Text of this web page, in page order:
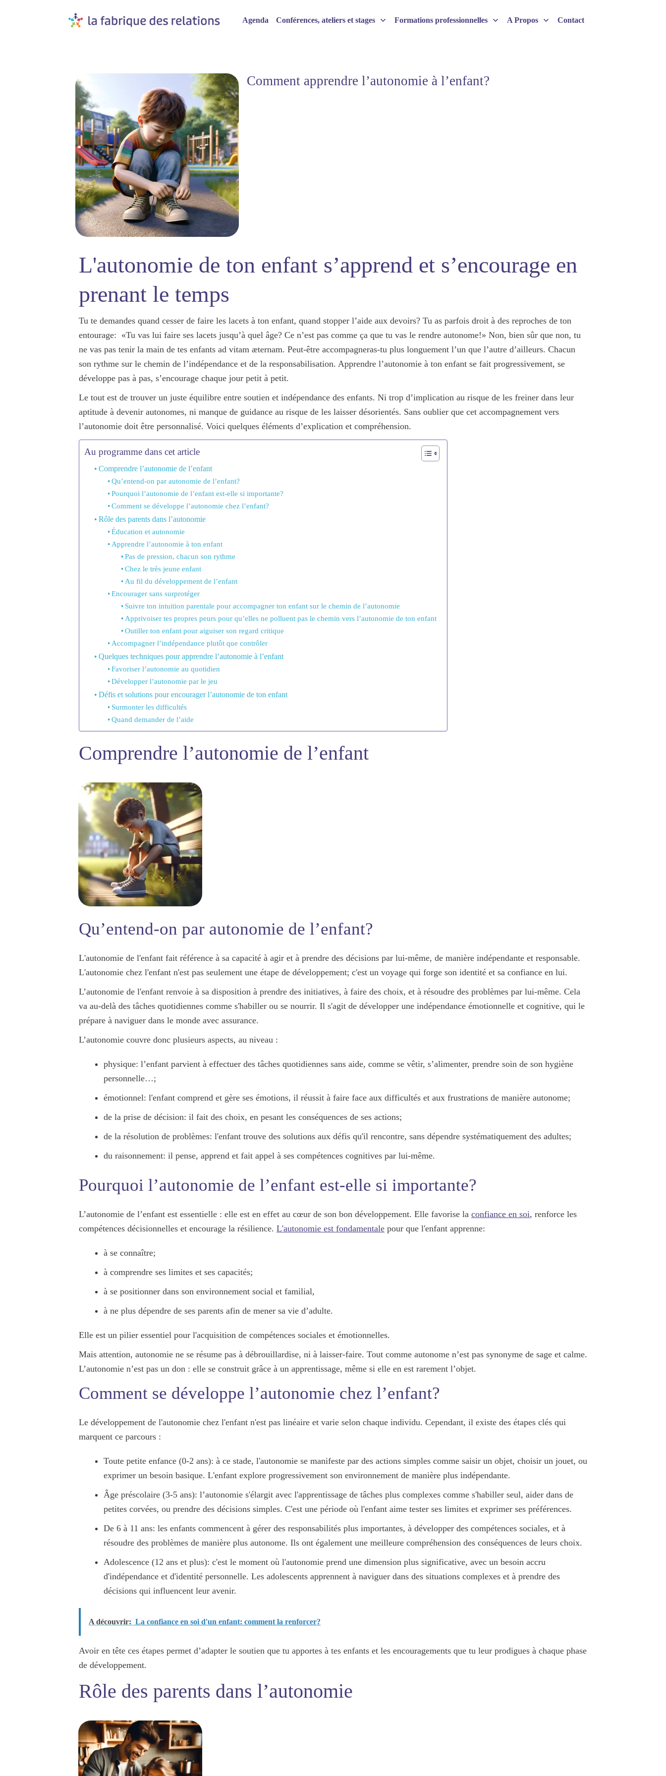
Agenda Conférences, ateliers et stages Formations professionnelles A Propos Contact
Comment apprendre l’autonomie à l’enfant?
L'autonomie de ton enfant s’apprend et s’encourage en
prenant le temps
Tu te demandes quand cesser de faire les lacets à ton enfant, quand stopper l’aide aux devoirs? Tu as parfois droit à des reproches de ton
entourage: «Tu vas lui faire ses lacets jusqu’à quel âge? Ce n’est pas comme ça que tu vas le rendre autonome!» Non, bien sûr que non, tu
ne vas pas tenir la main de tes enfants ad vitam æternam. Peut-être accompagneras-tu plus longuement l’un que l’autre d’ailleurs. Chacun
son rythme sur le chemin de l’indépendance et de la responsabilisation. Apprendre l’autonomie à ton enfant se fait progressivement, se
développe pas à pas, s’encourage chaque jour petit à petit.
Le tout est de trouver un juste équilibre entre soutien et indépendance des enfants. Ni trop d’implication au risque de les freiner dans leur
aptitude à devenir autonomes, ni manque de guidance au risque de les laisser désorientés. Sans oublier que cet accompagnement vers
l’autonomie doit être personnalisé. Voici quelques éléments d’explication et compréhension.
Au programme dans cet article
Comprendre l’autonomie de l’enfant
Qu’entend-on par autonomie de l’enfant?
Pourquoi l’autonomie de l’enfant est-elle si importante?
Comment se développe l’autonomie chez l’enfant?
Rôle des parents dans l’autonomie
Éducation et autonomie
Apprendre l’autonomie à ton enfant
Pas de pression, chacun son rythme
Chez le très jeune enfant
Au fil du développement de l’enfant
Encourager sans surprotéger
Suivre ton intuition parentale pour accompagner ton enfant sur le chemin de l’autonomie
Apprivoiser tes propres peurs pour qu’elles ne polluent pas le chemin vers l’autonomie de ton enfant
Outiller ton enfant pour aiguiser son regard critique
Accompagner l’indépendance plutôt que contrôler
Quelques techniques pour apprendre l’autonomie à l’enfant
Favoriser l’autonomie au quotidien
Développer l’autonomie par le jeu
Défis et solutions pour encourager l’autonomie de ton enfant
Surmonter les difficultés
Quand demander de l’aide
Comprendre l’autonomie de l’enfant
Qu’entend-on par autonomie de l’enfant?
L'autonomie de l'enfant fait référence à sa capacité à agir et à prendre des décisions par lui-même, de manière indépendante et responsable.
L'autonomie chez l'enfant n'est pas seulement une étape de développement; c'est un voyage qui forge son identité et sa confiance en lui.
L’autonomie de l'enfant renvoie à sa disposition à prendre des initiatives, à faire des choix, et à résoudre des problèmes par lui-même. Cela
va au-delà des tâches quotidiennes comme s'habiller ou se nourrir. Il s'agit de développer une indépendance émotionnelle et cognitive, qui le
prépare à naviguer dans le monde avec assurance.
L’autonomie couvre donc plusieurs aspects, au niveau :
physique: l’enfant parvient à effectuer des tâches quotidiennes sans aide, comme se vêtir, s’alimenter, prendre soin de son hygiène
personnelle…;
émotionnel: l'enfant comprend et gère ses émotions, il réussit à faire face aux difficultés et aux frustrations de manière autonome;
de la prise de décision: il fait des choix, en pesant les conséquences de ses actions;
de la résolution de problèmes: l'enfant trouve des solutions aux défis qu'il rencontre, sans dépendre systématiquement des adultes;
du raisonnement: il pense, apprend et fait appel à ses compétences cognitives par lui-même.
Pourquoi l’autonomie de l’enfant est-elle si importante?
L’autonomie de l’enfant est essentielle : elle est en effet au cœur de son bon développement. Elle favorise la confiance en soi, renforce les
compétences décisionnelles et encourage la résilience. L'autonomie est fondamentale pour que l'enfant apprenne:
à se connaître;
à comprendre ses limites et ses capacités;
à se positionner dans son environnement social et familial,
à ne plus dépendre de ses parents afin de mener sa vie d’adulte.
Elle est un pilier essentiel pour l'acquisition de compétences sociales et émotionnelles.
Mais attention, autonomie ne se résume pas à débrouillardise, ni à laisser-faire. Tout comme autonome n’est pas synonyme de sage et calme.
L’autonomie n’est pas un don : elle se construit grâce à un apprentissage, même si elle en est rarement l’objet.
Comment se développe l’autonomie chez l’enfant?
Le développement de l'autonomie chez l'enfant n'est pas linéaire et varie selon chaque individu. Cependant, il existe des étapes clés qui
marquent ce parcours :
Toute petite enfance (0-2 ans): à ce stade, l'autonomie se manifeste par des actions simples comme saisir un objet, choisir un jouet, ou
exprimer un besoin basique. L'enfant explore progressivement son environnement de manière plus indépendante.
Âge préscolaire (3-5 ans): l’autonomie s'élargit avec l'apprentissage de tâches plus complexes comme s'habiller seul, aider dans de
petites corvées, ou prendre des décisions simples. C'est une période où l'enfant aime tester ses limites et exprimer ses préférences.
De 6 à 11 ans: les enfants commencent à gérer des responsabilités plus importantes, à développer des compétences sociales, et à
résoudre des problèmes de manière plus autonome. Ils ont également une meilleure compréhension des conséquences de leurs choix.
Adolescence (12 ans et plus): c'est le moment où l'autonomie prend une dimension plus significative, avec un besoin accru
d'indépendance et d'identité personnelle. Les adolescents apprennent à naviguer dans des situations complexes et à prendre des
décisions qui influencent leur avenir.
A découvrir: La confiance en soi d'un enfant: comment la renforcer?
Avoir en tête ces étapes permet d’adapter le soutien que tu apportes à tes enfants et les encouragements que tu leur prodigues à chaque phase
de développement.
Rôle des parents dans l’autonomie